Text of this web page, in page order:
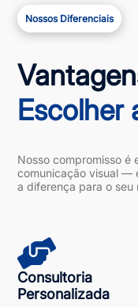
Nossos Diferenciais
Escolher
Nosso compromisso é
comunicação visual —
a diferença para o seu
Consultoria
Personalizada